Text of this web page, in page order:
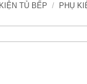
TỦ BẾP / PHỤ